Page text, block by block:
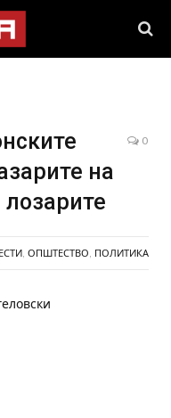
на
0
ОПШТЕСТВО ПОЛИТИКА